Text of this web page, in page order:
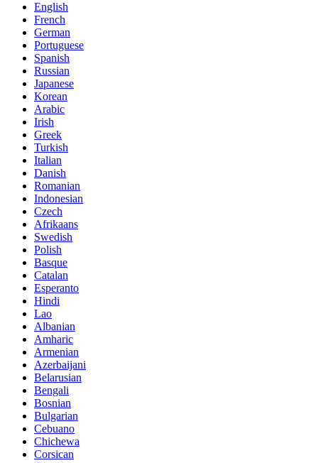
English
French
German
Portuguese
Spanish
Russian
Japanese
Korean
Arabic
Irish
Greek
Turkish
Italian
Danish
Romanian
Indonesian
Czech
Afrikaans
Swedish
Polish
Basque
Catalan
Esperanto
Hindi
Lao
Albanian
Amharic
Armenian
Azerbaijani
Belarusian
Bengali
Bosnian
Bulgarian
Cebuano
Chichewa
Corsican